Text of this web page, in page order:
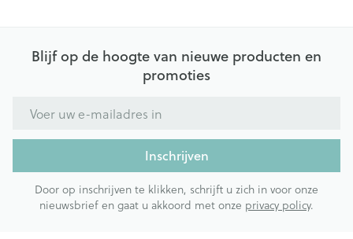
Blijf op de hoogte van nieuwe producten en
promoties
Inschrijven
Door op inschrijven te klikken, schrijft u zich in voor onze
nieuwsbrief en gaat u akkoord met onze privacy policy.